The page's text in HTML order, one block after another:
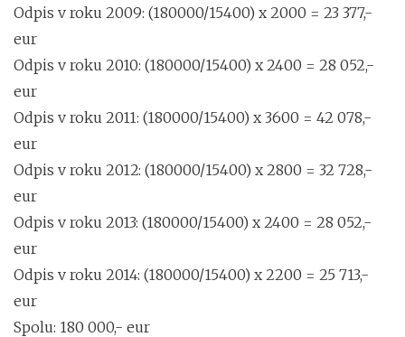
Odpis v roku 2009: (180000/15400) x 2000 = 23 377,-
eur
Odpis v roku 2010: (180000/15400) x 2400 = 28 052,-
eur
Odpis v roku 2011: (180000/15400) x 3600 = 42 078,-
eur
Odpis v roku 2012: (180000/15400) x 2800 = 32 728,-
eur
Odpis v roku 2013: (180000/15400) x 2400 = 28 052,-
eur
Odpis v roku 2014: (180000/15400) x 2200 = 25 713,-
eur
Spolu: 180 000,- eur